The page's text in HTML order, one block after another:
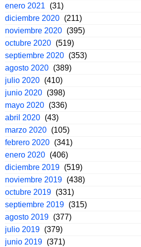
enero 2021
(31)
diciembre 2020 (211)
noviembre 2020 (395)
octubre 2020 (519)
septiembre 2020 (353)
agosto 2020 (389)
julio 2020 (410)
junio 2020 (398)
mayo 2020 (336)
abril 2020 (43)
marzo 2020 (105)
febrero 2020 (341)
enero 2020 (406)
diciembre 2019 (519)
noviembre 2019 (438)
octubre 2019 (331)
septiembre 2019 (315)
agosto 2019 (377)
julio 2019 (379)
junio 2019 (371)